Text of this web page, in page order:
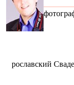
рославский